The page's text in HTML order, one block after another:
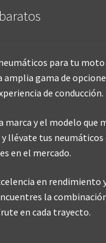
para tu
amplia gama de
de conducción.
marca y el modelo que
y llévate tus
en el mercado.
en rendimiento
la
en cada trayecto.